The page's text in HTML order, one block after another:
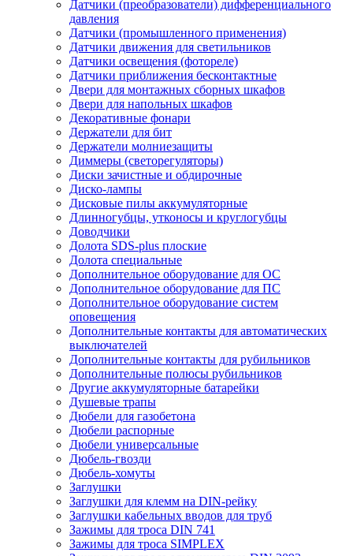
Датчики (преобразователи) дифференциального
давления
Датчики (промышленного применения)
Датчики движения для светильников
Датчики освещения (фотореле)
Датчики приближения бесконтактные
Двери для монтажных сборных шкафов
Двери для напольных шкафов
Декоративные фонари
Держатели для бит
Держатели молниезащиты
Диммеры (светорегуляторы)
Диски зачистные и обдирочные
Диско-лампы
Дисковые пилы аккумуляторные
Длинногубцы, утконосы и круглогубцы
Доводчики
Долота SDS-plus плоские
Долота специальные
Дополнительное оборудование для ОС
Дополнительное оборудование для ПС
Дополнительное оборудование систем
оповещения
Дополнительные контакты для автоматических
выключателей
Дополнительные контакты для рубильников
Дополнительные полюсы рубильников
Другие аккумуляторные батарейки
Душевые трапы
Дюбели для газобетона
Дюбели распорные
Дюбели универсальные
Дюбель-гвозди
Дюбель-хомуты
Заглушки
Заглушки для клемм на DIN-рейку
Заглушки кабельных вводов для труб
Зажимы для троса DIN 741
Зажимы для троса SIMPLEX